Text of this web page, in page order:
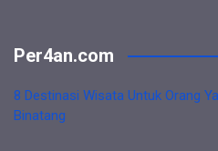
Per4an.com
8 Destinasi Wisata Untuk Orang
Binatang